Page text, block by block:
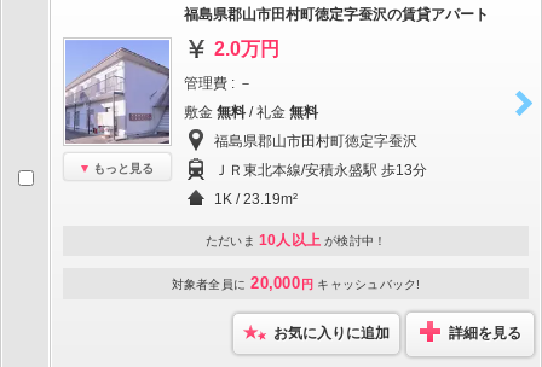
もっと見る
福島県郡山市田村町徳定字蚕沢の賃貸アパート
2.0万円
管理費 : －
敷金 無料 / 礼金 無料
福島県郡山市田村町徳定字蚕沢
ＪＲ東北本線/安積永盛駅 歩13分
1K / 23.19m²
ただいま 10人以上 が検討中！
対象者全員に 20,000 円 キャッシュバック!
お気に入りに追加 詳細を見る